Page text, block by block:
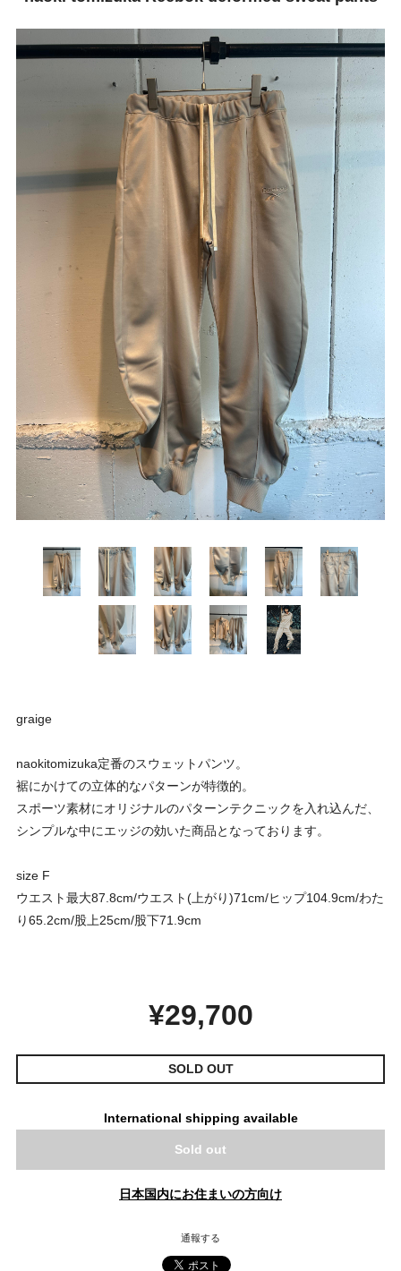
graige
naokitomizuka定番のスウェットパンツ。
裾にかけての立体的なパターンが特徴的。
スポーツ素材にオリジナルのパターンテクニックを入れ込んだ、
シンプルな中にエッジの効いた商品となっております。
size F
ウエスト最大87.8cm/ウエスト(上がり)71cm/ヒップ104.9cm/わた
り65.2cm/股上25cm/股下71.9cm
¥29,700
SOLD OUT
International shipping available
Sold out
日本国内にお住まいの方向け
通報する